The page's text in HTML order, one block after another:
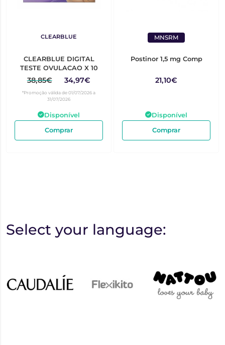
CLEARBLUE
CLEARBLUE DIGITAL
TESTE OVULACAO X 10
38,85€ 34,97€
*Promoção válida de 01/07/2026 a
31/07/2026
Disponível
Comprar
MNSRM
Postinor 1,5 mg Comp
21,10€
Disponível
Comprar
Select your language: